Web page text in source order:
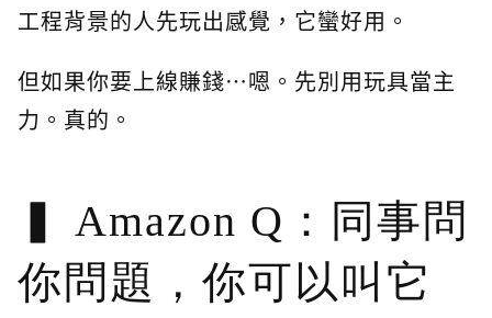
工程背景的人先玩出感覺，它蠻好用。
但如果你要上線賺錢…嗯。先別用玩具當主
力。真的。
Amazon Q：同事問
你問題，你可以叫它